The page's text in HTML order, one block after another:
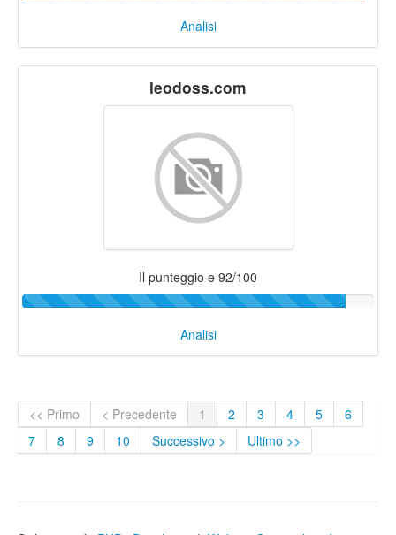
Analisi
leodoss.com
Il punteggio e 92/100
Analisi
<< Primo < Precedente 1 2 3 4 5
6
7
8 9 10 Successivo > Ultimo >>